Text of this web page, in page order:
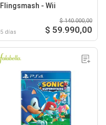
Flingsmash - Wii
5 días
$ 140.000,00
$ 59.990,00